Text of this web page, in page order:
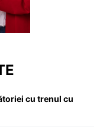
cu trenul cu